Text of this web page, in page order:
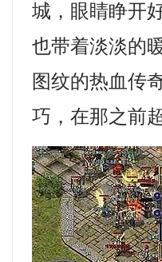
城，眼睛睁开
也带着淡淡的
图纹的热血传
巧，在那之前